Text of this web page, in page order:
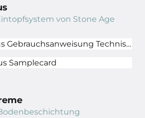
von Stone Age
Basebeton Plus Gebrauchsanweisung Technisches Datenblatt
Samplecard